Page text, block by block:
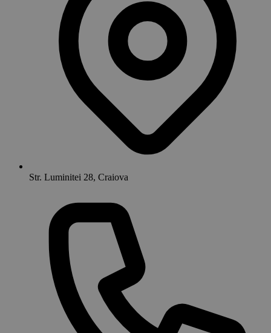
Str. Luminitei 28, Craiova